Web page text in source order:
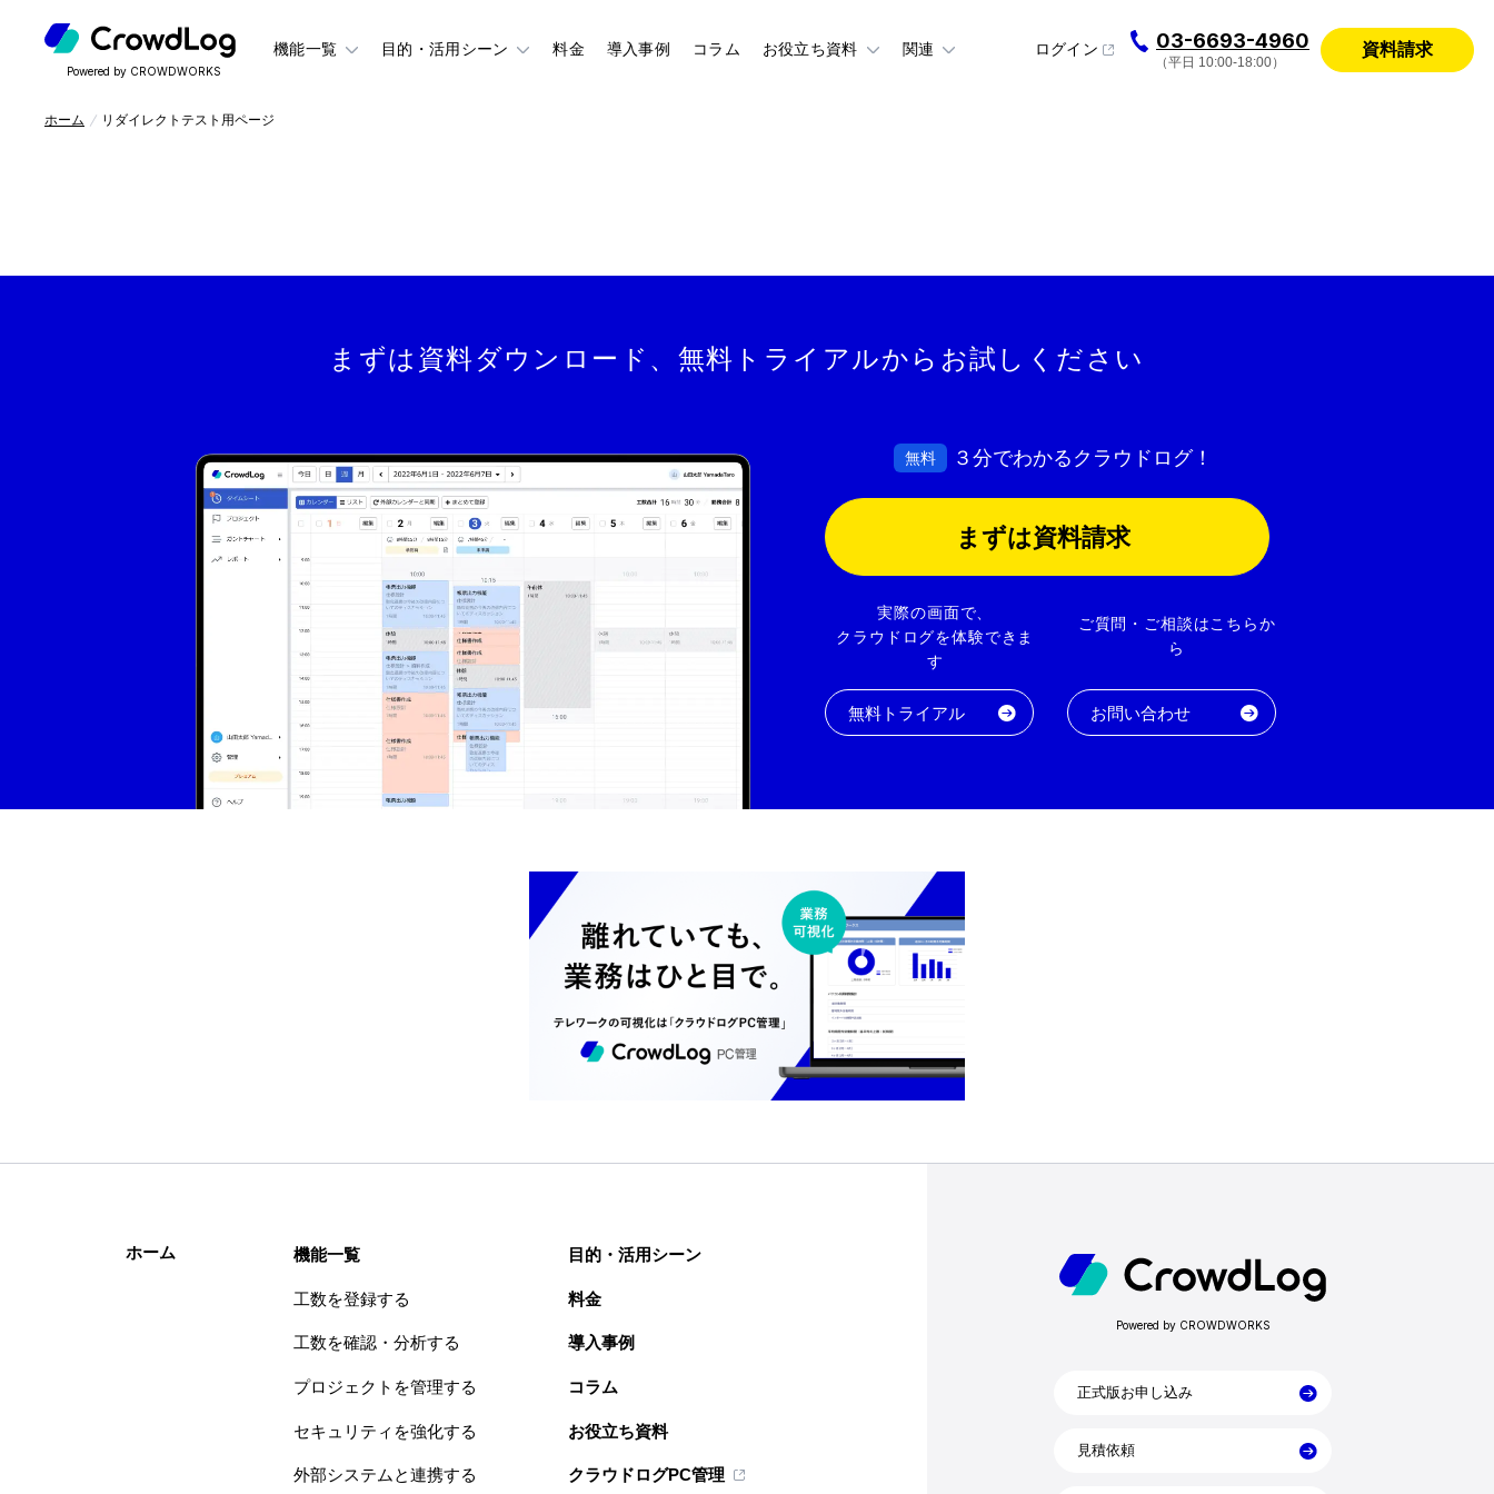
Powered by CROWDWORKS
機能一覧 目的・活用シーン 料金 導入事例 コラム お役立ち資料 関連 ログイン 03-6693-4960
（平日 10:00-18:00）
資料請求
ホーム リダイレクトテスト用ページ
まずは資料ダウンロード、 無料トライアルからお試しください
無料 ３分でわかるクラウドログ！
まずは資料請求
実際の画面で、
クラウドログを体験できま
す
無料トライアル
ご質問・ご相談はこちらか
ら
お問い合わせ
ホーム 機能一覧
工数を登録する
工数を確認・分析する
プロジェクトを管理する
セキュリティを強化する
外部システムと連携する
目的・活用シーン
料金
導入事例
コラム
お役立ち資料
クラウドログPC管理
Powered by CROWDWORKS
正式版お申し込み
見積依頼